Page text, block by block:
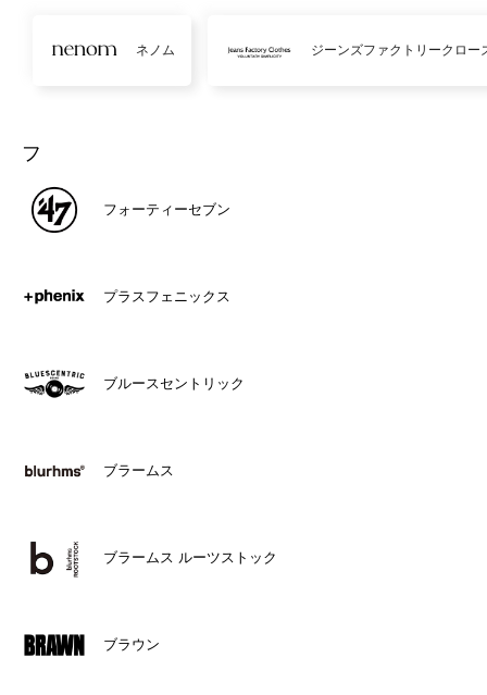
ネノム ジーンズファクトリークロー
フ
フォーティーセブン
プラスフェニックス
ブルースセントリック
ブラームス
ブラームス ルーツストック
ブラウン